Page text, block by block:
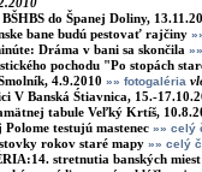
do Španej Doliny,
bane budú pestovať rajčiny
Dráma v bani sa skončila
pochodu "Po stopách
4.9.2010 »» fotogaléria
V Banská Śtiavnica, 15.-
tabule Veľký Krtíš,
Polome testujú mastenec »» celý
rokov staré mapy »» celý
14. stretnutia banských